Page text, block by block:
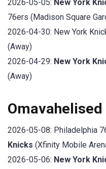
2026-05-05: New York
76ers (Madison Square
2026-04-30: New York
(Away)
2026-04-29: New York
(Away)
2026-05-08: Philadelphia
Knicks (Xfinity Mobile
2026-05-06: New York